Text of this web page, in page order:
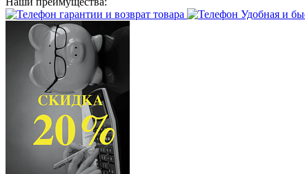
гарантии и возврат товара
Удобная и